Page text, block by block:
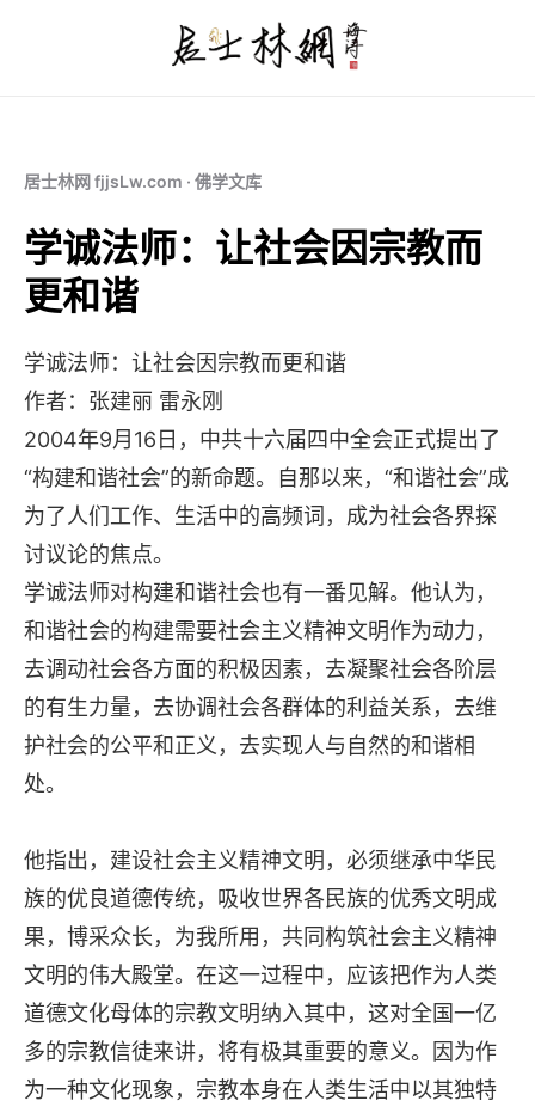
居士林网 fjjsLw.com · 佛学文库
学诚法师：让社会因宗教而
更和谐
学诚法师：让社会因宗教而更和谐
作者：张建丽 雷永刚
2004年9月16日，中共十六届四中全会正式提出了
“构建和谐社会”的新命题。自那以来，“和谐社会”成
为了人们工作、生活中的高频词，成为社会各界探
讨议论的焦点。
学诚法师对构建和谐社会也有一番见解。他认为，
和谐社会的构建需要社会主义精神文明作为动力，
去调动社会各方面的积极因素，去凝聚社会各阶层
的有生力量，去协调社会各群体的利益关系，去维
护社会的公平和正义，去实现人与自然的和谐相
处。
他指出，建设社会主义精神文明，必须继承中华民
族的优良道德传统，吸收世界各民族的优秀文明成
果，博采众长，为我所用，共同构筑社会主义精神
文明的伟大殿堂。在这一过程中，应该把作为人类
道德文化母体的宗教文明纳入其中，这对全国一亿
多的宗教信徒来讲，将有极其重要的意义。因为作
为一种文化现象，宗教本身在人类生活中以其独特